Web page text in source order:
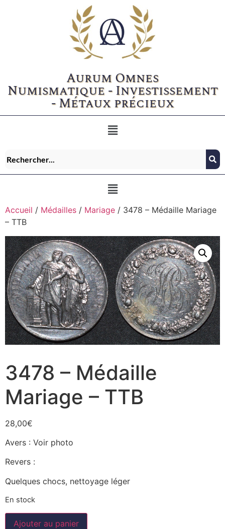
Aurum Omnes
Numismatique - Investissement
- Métaux précieux
Accueil / Médailles / Mariage / 3478 – Médaille Mariage
– TTB
3478 – Médaille
Mariage – TTB
28,00€
Avers : Voir photo
Revers :
Quelques chocs, nettoyage léger
En stock
Ajouter au panier